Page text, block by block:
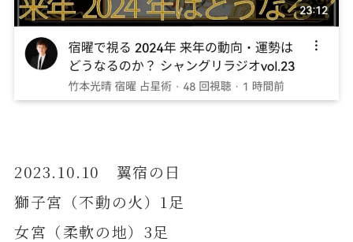
2023.10.10 翼宿の日
獅子宮（不動の火）1足
女宮（柔軟の地）3足